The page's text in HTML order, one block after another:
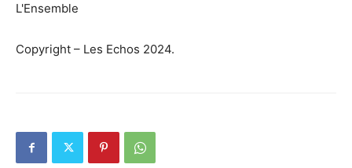
L'Ensemble
Copyright – Les Echos 2024.